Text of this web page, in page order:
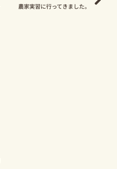
農家実習に行ってきました。